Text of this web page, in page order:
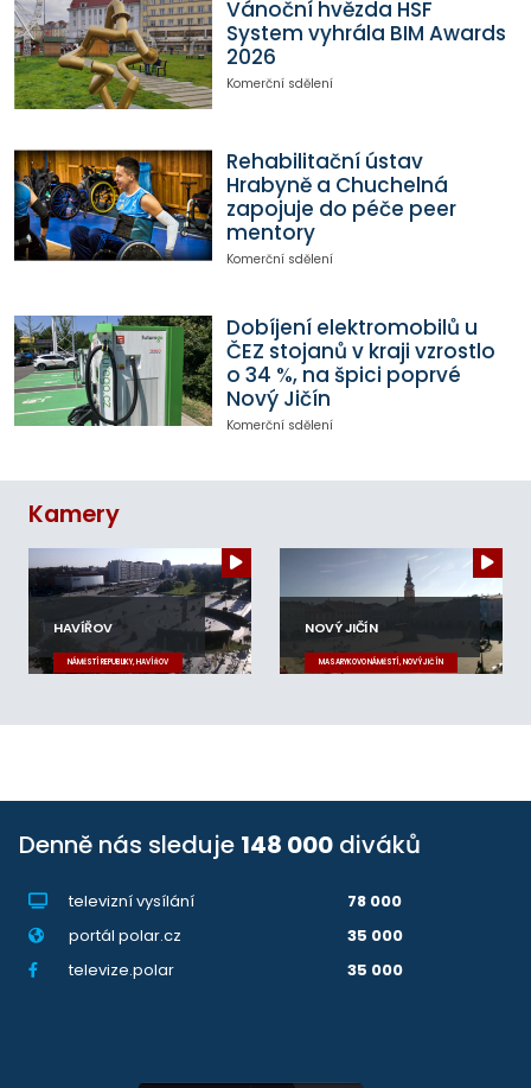
Vánoční hvězda HSF
System vyhrála BIM Awards
2026
Komerční sdělení
Rehabilitační ústav
Hrabyně a Chuchelná
zapojuje do péče peer
mentory
Komerční sdělení
Dobíjení elektromobilů u
ČEZ stojanů v kraji vzrostlo
o 34 %, na špici poprvé
Nový Jičín
Komerční sdělení
Kamery
HAVÍŘOV
NÁMĚSTÍ REPUBLIKY, HAVÍŘOV
NOVÝ JIČÍN
MASARYKOVO NÁMĚSTÍ, NOVÝ JIČÍN
Denně nás sleduje 148 000 diváků
televizní vysílání
78 000
portál polar.cz
35 000
televize.polar
35 000